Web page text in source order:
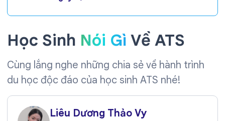
Học Sinh Nói Gì Về ATS
Cùng lắng nghe những chia sẻ về hành trình
du học độc đáo của học sinh ATS nhé!
Liêu Dương Thảo Vy